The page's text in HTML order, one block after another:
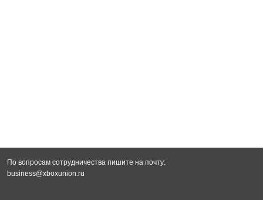
По вопросам сотрудничества пишите на почту:
business@xboxunion.ru